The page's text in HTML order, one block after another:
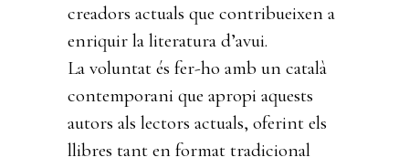
creadors actuals que contribueixen a
enriquir la literatura d’avui.
La voluntat és fer-ho amb un català
contemporani que apropi aquests
autors als lectors actuals, oferint els
llibres tant en format tradicional